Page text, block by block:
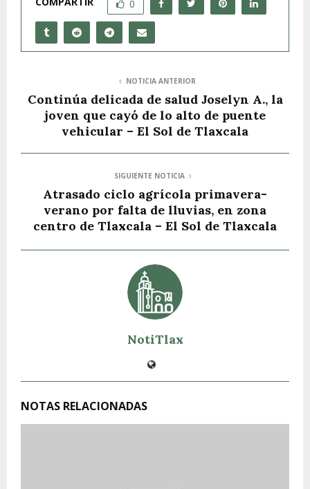
0
NOTICIA ANTERIOR
Continúa delicada de salud Joselyn A., la
joven que cayó de lo alto de puente
vehicular – El Sol de Tlaxcala
SIGUIENTE NOTICIA
Atrasado ciclo agrícola primavera-
verano por falta de lluvias, en zona
centro de Tlaxcala – El Sol de Tlaxcala
NotiTlax
NOTAS RELACIONADAS